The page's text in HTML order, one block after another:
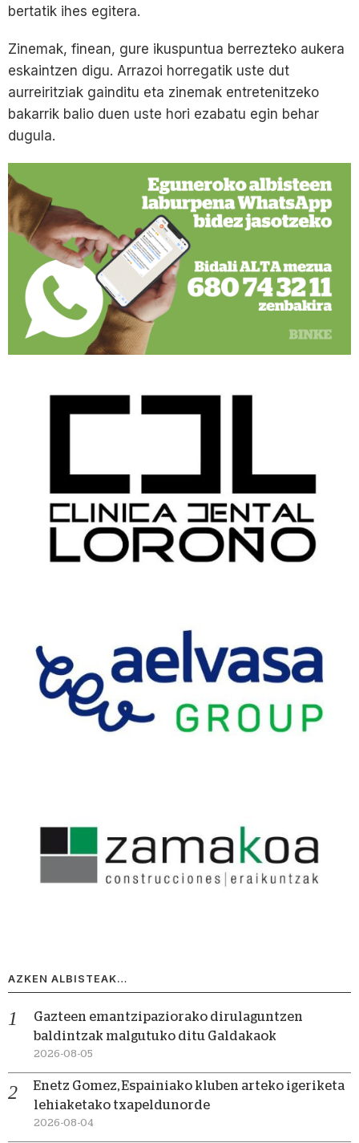
bertatik ihes egitera.
Zinemak, finean, gure ikuspuntua berrezteko aukera
eskaintzen digu. Arrazoi horregatik uste dut
aurreiritziak gainditu eta zinemak entretenitzeko
bakarrik balio duen uste hori ezabatu egin behar
dugula.
AZKEN ALBISTEAK…
Gazteen emantzipaziorako dirulaguntzen
baldintzak malgutuko ditu Galdakaok
2026-08-05
Enetz Gomez, Espainiako kluben arteko igeriketa
lehiaketako txapeldunorde
2026-08-04